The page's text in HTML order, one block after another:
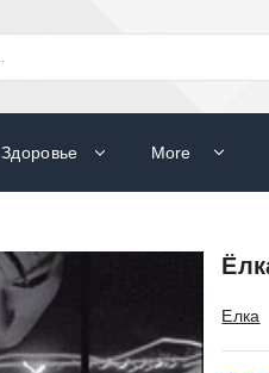
Здоровье More
Елка